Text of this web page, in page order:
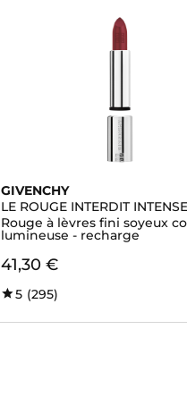
GIVENCHY
LE ROUGE INTERDIT
Rouge à lèvres fini soyeux
lumineuse - recharge
41,30 €
5 (295)